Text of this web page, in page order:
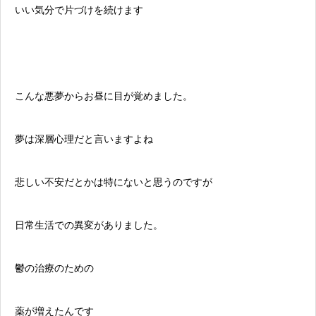
いい気分で片づけを続けます
こんな悪夢からお昼に目が覚めました。
夢は深層心理だと言いますよね
悲しい不安だとかは特にないと思うのですが
日常生活での異変がありました。
鬱の治療のための
薬が増えたんです